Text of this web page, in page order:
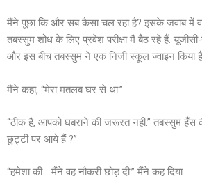
मैंने पूछा कि और सब कैसा चल रहा है? इसके जवाब में
तबस्सुम शोध के लिए प्रवेश परीक्षा मैं बैठ रहे हैं.
और इस बीच तबस्सुम ने एक निजी स्कूल ज्वाइन किया
मैंने कहा, “मेरा मतलब घर से था.”
“ठीक है, आपको घबराने की जरूरत नहीं.” तबस्सुम हँस
छुट्टी पर आये हैं ?”
“हमेशा की… मैंने वह नौकरी छोड़ दी.” मैंने कह दिया.